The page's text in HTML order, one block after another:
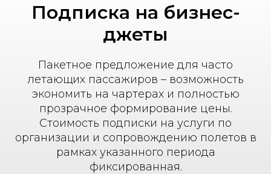
Подписка на бизнес-
джеты
Пакетное предложение для часто
летающих пассажиров – возможность
экономить на чартерах и полностью
прозрачное формирование цены.
Стоимость подписки на услуги по
организации и сопровождению полетов в
рамках указанного периода
фиксированная.